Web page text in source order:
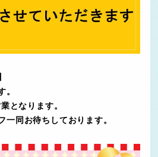
。
となります。
一同お待ちしております。